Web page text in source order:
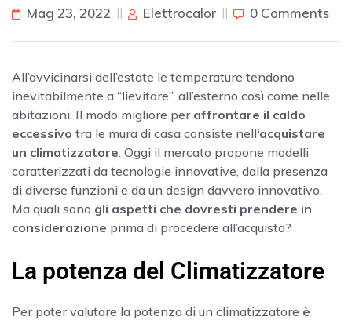
Mag 23, 2022 Elettrocalor 0 Comments
All’avvicinarsi dell’estate le temperature tendono
inevitabilmente a “lievitare”, all’esterno così come nelle
abitazioni. Il modo migliore peraffrontare il caldo
eccessivo tra le mura di casa consiste nell‘acquistare
un climatizzatore . Oggi il mercato propone modelli
caratterizzati da tecnologie innovative, dalla presenza
di diverse funzioni e da un design davvero innovativo.
Ma quali sono gli aspetti che dovresti prendere in
considerazione prima di procedere all’acquisto?
La potenza del Climatizzatore
Per poter valutare la potenza di un climatizzatore è